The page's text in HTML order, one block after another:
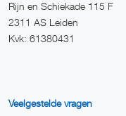
Rijn en Schiekade 115 F
2311 AS Leiden
Kvk: 61380431
Veelgestelde vragen